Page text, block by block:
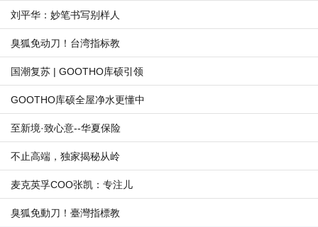
刘平华：妙笔书写别样人
臭狐免动刀！台湾指标教
国潮复苏 | GOOTHO库硕引领
GOOTHO库硕全屋净水更懂中
至新境·致心意--华夏保险
不止高端，独家揭秘从岭
麦克英孚COO张凯：专注儿
臭狐免動刀！臺灣指標教